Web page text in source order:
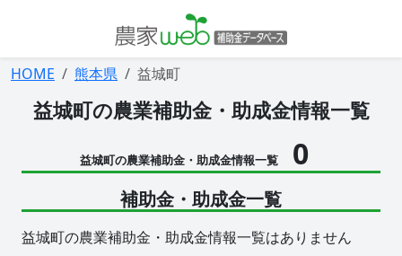
HOME 熊本県 益城町
益城町の農業補助金・助成金情報一覧
益城町の農業補助金・助成金情報一覧 0
補助金・助成金一覧
益城町の農業補助金・助成金情報一覧はありません